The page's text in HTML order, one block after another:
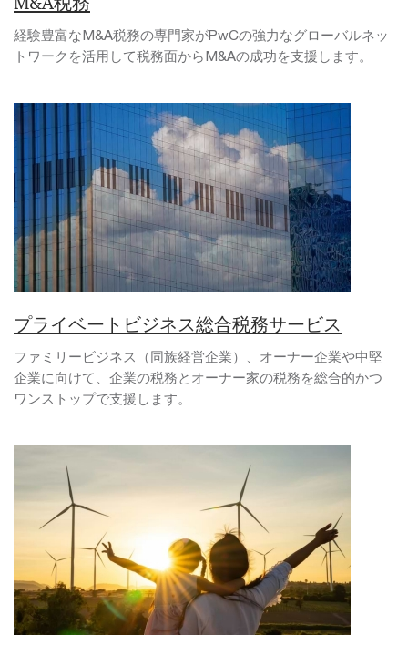
経験豊富なM&A税務の専門家がPwCの強力なグローバルネッ
トワークを活用して税務面からM&Aの成功を支援します。
プライベートビジネス総合税務サービス
ファミリービジネス（同族経営企業）、オーナー企業や中堅
企業に向けて、企業の税務とオーナー家の税務を総合的かつ
ワンストップで支援します。